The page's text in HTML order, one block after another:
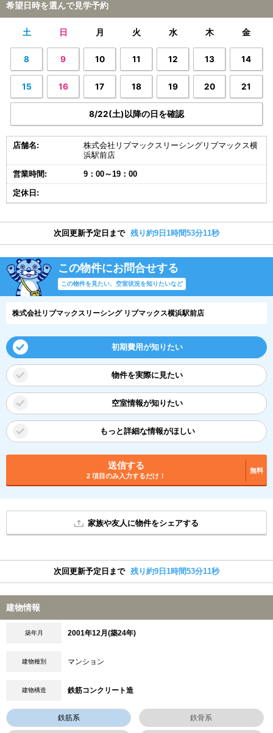
希望日時を選んで見学予約
土 日 月 火 水 木 金
8 9 10 11 12 13 14
15 16 17 18 19 20 21
8/22(土)以降の日を確認
店舗名:
株式会社リブマックスリーシングリブマックス横
浜駅前店
営業時間: 9：00～19：00
定休日:
次回更新予定日まで 残り約9日1時間53分10秒
この物件にお問合せする
この物件を見たい、空室状況を知りたいなど
株式会社リブマックスリーシング リブマックス横浜駅前店
初期費用が知りたい
物件を実際に見たい
空室情報が知りたい
もっと詳細な情報がほしい
送信する
2 項目のみ入力するだけ！
無料
家族や友人に物件をシェアする
次回更新予定日まで 残り約9日1時間53分10秒
建物情報
築年月 2001年12月(築24年)
建物種別 マンション
建物構造 鉄筋コンクリート造
鉄筋系 鉄骨系